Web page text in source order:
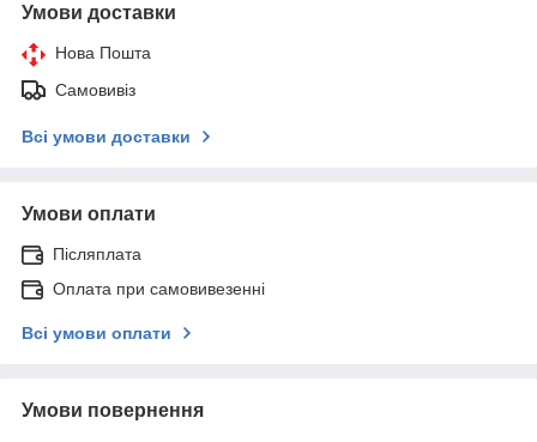
Умови доставки
Нова Пошта
Самовивіз
Всі умови доставки
Умови оплати
Післяплата
Оплата при самовивезенні
Всі умови оплати
Умови повернення